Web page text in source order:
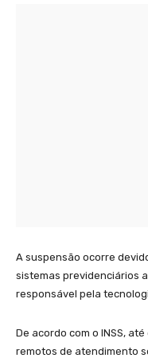
A suspensão ocorre
sistemas previdenciários
responsável pela
De acordo com o INSS,
remotos de atendimento